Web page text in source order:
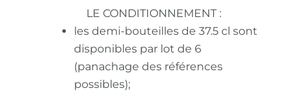
LE CONDITIONNEMENT :
les demi-bouteilles de 37.5 cl sont
disponibles par lot de 6
(panachage des références
possibles);